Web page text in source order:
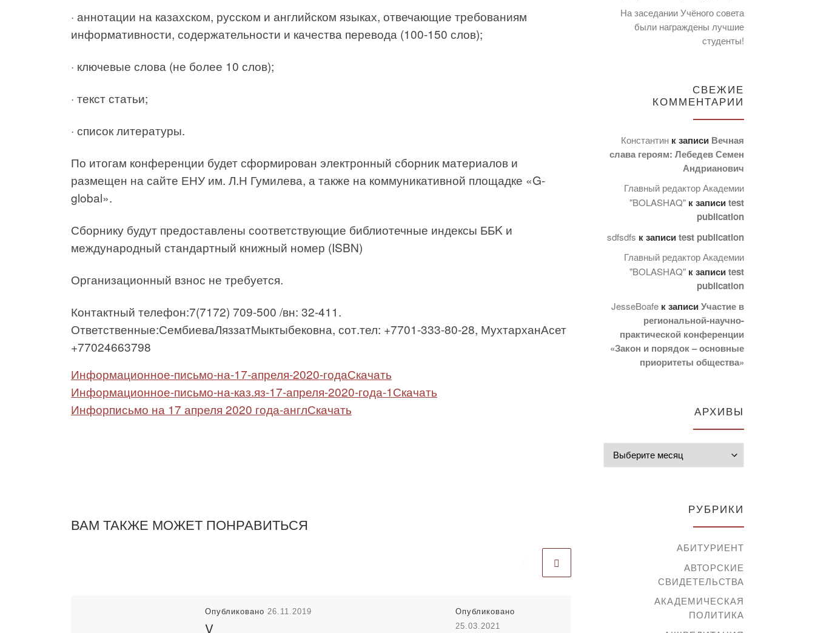
· аннотации на казахском, русском и английском языках, отвечающие требованиям
информативности, содержательности и качества перевода (100-150 слов);
· ключевые слова (не более 10 слов);
· текст статьи;
· список литературы.
По итогам конференции будет сформирован электронный сборник материалов и
размещен на сайте ЕНУ им. Л.Н Гумилева, а также на коммуникативной площадке «G-
global».
Сборнику будут предоставлены соответствующие библиотечные индексы ББK и
международный стандартный книжный номер (ISBN)
Организационный взнос не требуется.
Контактный телефон:7(7172) 709-500 /вн: 32-411.
Ответственные:СембиеваЛяззатМыктыбековна, сот.тел: +7701-333-80-28, МухтарханАсет
+77024663798
Информационное-письмо-на-17-апреля-2020-годаСкачать
Информационное-письмо-на-каз.яз-17-апреля-2020-года-1Скачать
Инфорписьмо на 17 апреля 2020 года-англСкачать
ВАМ ТАКЖЕ МОЖЕТ ПОНРАВИТЬСЯ
Опубликовано26.11.2019
V
Опубликовано
25.03.2021
Опубликовано
На заседании Учёного совета
были награждены лучшие
студенты!
СВЕЖИЕ
КОММЕНТАРИИ
Константин к записи Вечная
слава героям: Лебедев Семен
Андрианович
Главный редактор Академии
"BOLASHAQ" к записиtest
publication
sdfsdfs к записиtest publication
Главный редактор Академии
"BOLASHAQ" к записиtest
publication
JesseBoafe к записиУчастие в
региональной-научно-
практической конференции
«Закон и порядок – основные
приоритеты общества»
АРХИВЫ
РУБРИКИ
АБИТУРИЕНТ
АВТОРСКИЕ
СВИДЕТЕЛЬСТВА
АКАДЕМИЧЕСКАЯ
ПОЛИТИКА